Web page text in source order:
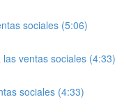
sociales (5:06)
ventas sociales (4:33)
sociales (4:33)